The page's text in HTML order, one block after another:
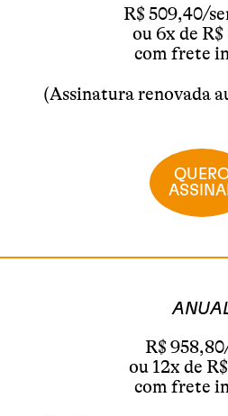
R$ 509,40/
ou 6x de
com frete
(Assinatura renovada
R$
ou 12x de
com frete